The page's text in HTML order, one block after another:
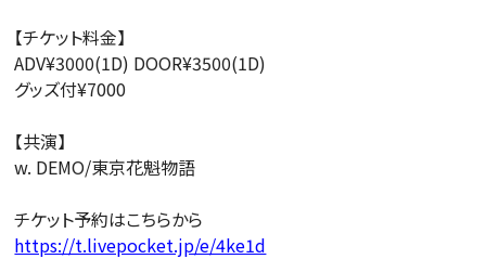
【チケット料金】
ADV¥3000(1D) DOOR¥3500(1D)
グッズ付¥7000
【共演】
w. DEMO/東京花魁物語
チケット予約はこちらから
https://t.livepocket.jp/e/4ke1d